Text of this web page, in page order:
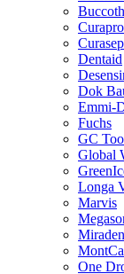
Dentaid
Dok
Emmi-
Fuchs
GC
Global
Longa
Marvis
One